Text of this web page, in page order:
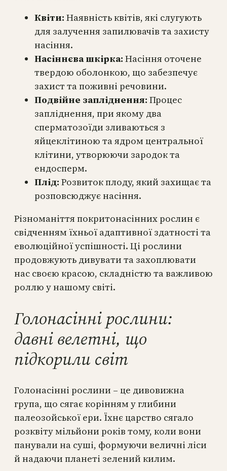
Квіти: Наявність квітів, які слугують
для залучення запилювачів та захисту
насіння.
Насіннєва шкірка: Насіння оточене
твердою оболонкою, що забезпечує
захист та поживні речовини.
Подвійне запліднення: Процес
запліднення, при якому два
сперматозоїди зливаються з
яйцеклітиною та ядром центральної
клітини, утворюючи зародок та
ендосперм.
Плід: Розвиток плоду, який захищає та
розповсюджує насіння.
Різноманіття покритонасінних рослин є
свідченням їхньої адаптивної здатності та
еволюційної успішності. Ці рослини
продовжують дивувати та захоплювати
нас своєю красою, складністю та важливою
роллю у нашому світі.
Голонасінні рослини:
давні велетні, що
підкорили світ
Голонасінні рослини – це дивовижна
група, що сягає корінням у глибини
палеозойської ери. Їхнє царство сягало
розквіту мільйони років тому, коли вони
панували на суші, формуючи величні ліси
й надаючи планеті зелений килим.